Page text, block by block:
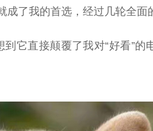
了我的首选，经过几轮全面
它直接颠覆了我对“好看”的